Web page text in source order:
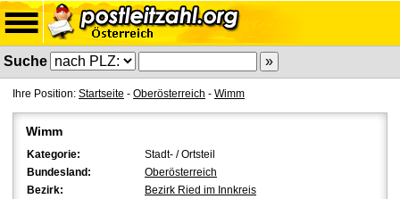
Suche
Ihre Position: Startseite - Oberösterreich - Wimm
Wimm
Kategorie:
Stadt- / Ortsteil
Bundesland:
Oberösterreich
Bezirk:
Bezirk Ried im Innkreis